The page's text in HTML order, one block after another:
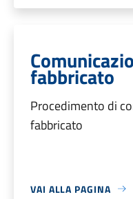
fabbricato
Procedimento di
fabbricato
VAI ALLA PAGINA